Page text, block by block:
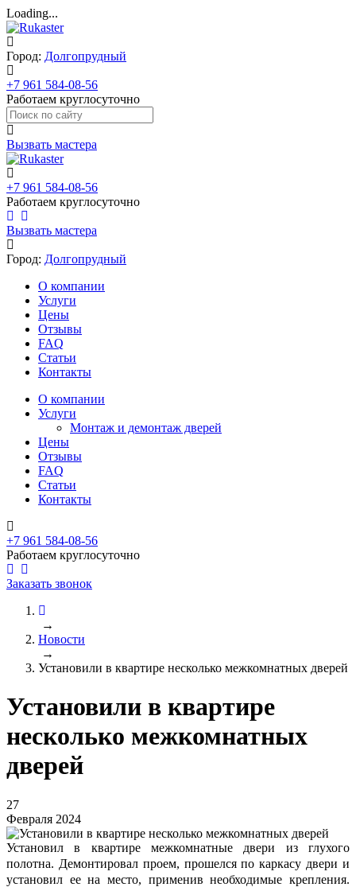
Loading...
Город: Долгопрудный
+7 961 584-08-56
Работаем круглосуточно
Вызвать мастера
+7 961 584-08-56
Работаем круглосуточно
Вызвать мастера
Город: Долгопрудный
О компании
Услуги
Цены
Отзывы
FAQ
Статьи
Контакты
О компании
Услуги
Монтаж и демонтаж дверей
Цены
Отзывы
FAQ
Статьи
Контакты
+7 961 584-08-56
Работаем круглосуточно
Заказать звонок
→
Новости
→
Установили в квартире несколько межкомнатных дверей
Установили в квартире
несколько межкомнатных
дверей
27
Февраля 2024
Установил в квартире межкомнатные двери из глухого
полотна. Демонтировал проем, прошелся по каркасу двери и
установил ее на место, применив необходимые крепления.